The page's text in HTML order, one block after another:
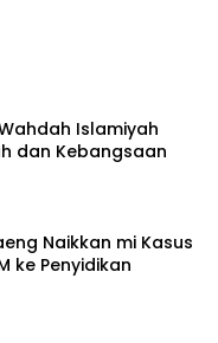
Islamiyah
dan Kebangsaan
Naikkan mi Kasus
ke Penyidikan